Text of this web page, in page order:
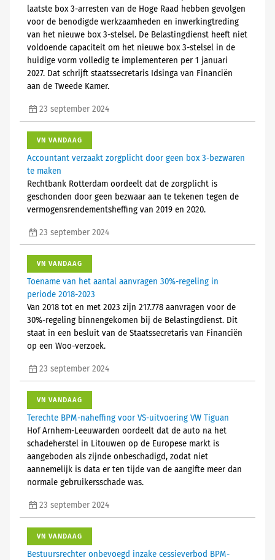
laatste box 3-arresten van de Hoge Raad hebben gevolgen
voor de benodigde werkzaamheden en inwerkingtreding
van het nieuwe box 3-stelsel. De Belastingdienst heeft niet
voldoende capaciteit om het nieuwe box 3-stelsel in de
huidige vorm volledig te implementeren per 1 januari
2027. Dat schrijft staatssecretaris Idsinga van Financiën
aan de Tweede Kamer.
23 september 2024
VN VANDAAG
Accountant verzaakt zorgplicht door geen box 3-bezwaren
te maken
Rechtbank Rotterdam oordeelt dat de zorgplicht is
geschonden door geen bezwaar aan te tekenen tegen de
vermogensrendementsheffing van 2019 en 2020.
23 september 2024
VN VANDAAG
Toename van het aantal aanvragen 30%-regeling in
periode 2018-2023
Van 2018 tot en met 2023 zijn 217.778 aanvragen voor de
30%-regeling binnengekomen bij de Belastingdienst. Dit
staat in een besluit van de Staatssecretaris van Financiën
op een Woo-verzoek.
23 september 2024
VN VANDAAG
Terechte BPM-naheffing voor VS-uitvoering VW Tiguan
Hof Arnhem-Leeuwarden oordeelt dat de auto na het
schadeherstel in Litouwen op de Europese markt is
aangeboden als zijnde onbeschadigd, zodat niet
aannemelijk is data er ten tijde van de aangifte meer dan
normale gebruikersschade was.
23 september 2024
VN VANDAAG
Bestuursrechter onbevoegd inzake cessieverbod BPM-